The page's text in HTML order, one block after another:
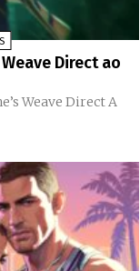
Direct ao
Weave Direct A